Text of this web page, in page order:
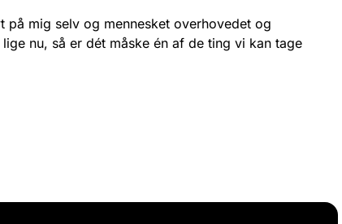
på mig selv og mennesket overhovedet og
nu, så er dét måske én af de ting vi kan tage